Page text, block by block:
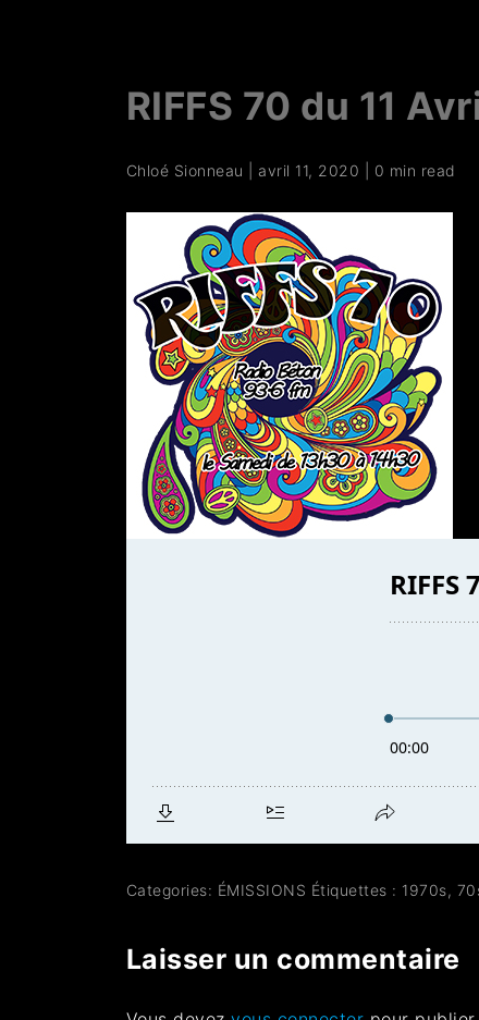
RIFFS 70 du 11
Chloé Sionneau avril 11, 2020 0 min read
Categories: ÉMISSIONS Étiquettes : 1970s,
Laisser un commentaire